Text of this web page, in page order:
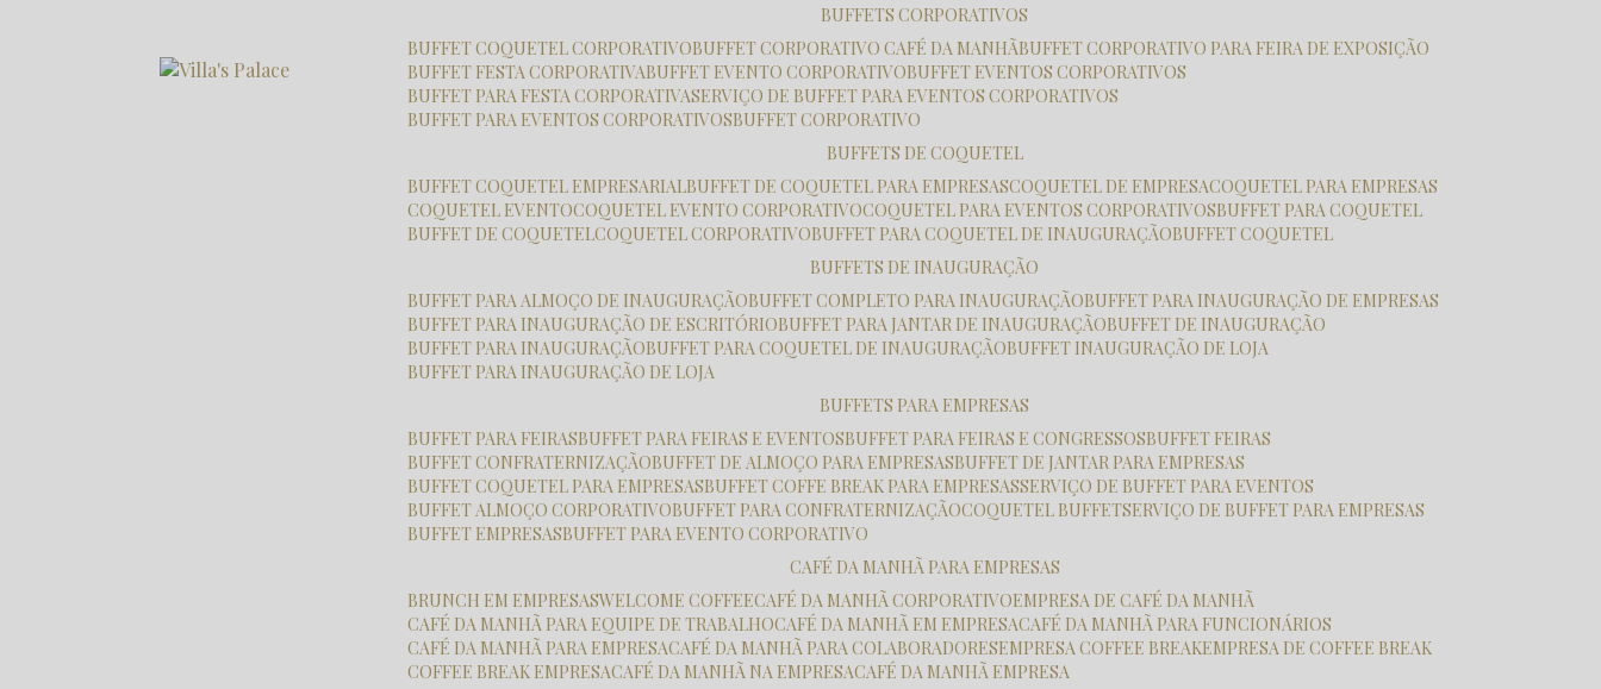
BUFFETS CORPORATIVOS
BUFFET COQUETEL CORPORATIVO BUFFET CORPORATIVO CAFÉ DA MANHÃ BUFFET CORPORATIVO PARA FEIRA DE EXPOSIÇÃO
BUFFET FESTA CORPORATIVA BUFFET EVENTO CORPORATIVO BUFFET EVENTOS CORPORATIVOS
BUFFET PARA FESTA CORPORATIVA SERVIÇO DE BUFFET PARA EVENTOS CORPORATIVOS
BUFFET PARA EVENTOS CORPORATIVOS BUFFET CORPORATIVO
BUFFETS DE COQUETEL
BUFFET COQUETEL EMPRESARIAL BUFFET DE COQUETEL PARA EMPRESAS COQUETEL DE EMPRESA COQUETEL PARA EMPRESAS
COQUETEL EVENTO COQUETEL EVENTO CORPORATIVO COQUETEL PARA EVENTOS CORPORATIVOS BUFFET PARA COQUETEL
BUFFET DE COQUETEL COQUETEL CORPORATIVO BUFFET PARA COQUETEL DE INAUGURAÇÃO BUFFET COQUETEL
BUFFETS DE INAUGURAÇÃO
BUFFET PARA ALMOÇO DE INAUGURAÇÃO BUFFET COMPLETO PARA INAUGURAÇÃO BUFFET PARA INAUGURAÇÃO DE EMPRESAS
BUFFET PARA INAUGURAÇÃO DE ESCRITÓRIO BUFFET PARA JANTAR DE INAUGURAÇÃO BUFFET DE INAUGURAÇÃO
BUFFET PARA INAUGURAÇÃO BUFFET PARA COQUETEL DE INAUGURAÇÃO BUFFET INAUGURAÇÃO DE LOJA
BUFFET PARA INAUGURAÇÃO DE LOJA
BUFFETS PARA EMPRESAS
BUFFET PARA FEIRAS BUFFET PARA FEIRAS E EVENTOS BUFFET PARA FEIRAS E CONGRESSOS BUFFET FEIRAS
BUFFET CONFRATERNIZAÇÃO BUFFET DE ALMOÇO PARA EMPRESAS BUFFET DE JANTAR PARA EMPRESAS
BUFFET COQUETEL PARA EMPRESAS BUFFET COFFE BREAK PARA EMPRESAS SERVIÇO DE BUFFET PARA EVENTOS
BUFFET ALMOÇO CORPORATIVO BUFFET PARA CONFRATERNIZAÇÃO COQUETEL BUFFET SERVIÇO DE BUFFET PARA EMPRESAS
BUFFET EMPRESAS BUFFET PARA EVENTO CORPORATIVO
CAFÉ DA MANHÃ PARA EMPRESAS
BRUNCH EM EMPRESAS
WELCOME COFFEE CAFÉ DA MANHÃ CORPORATIVO EMPRESA DE CAFÉ DA MANHÃ
CAFÉ DA MANHÃ PARA EQUIPE DE TRABALHO CAFÉ DA MANHÃ EM EMPRESA CAFÉ DA MANHÃ PARA FUNCIONÁRIOS
CAFÉ DA MANHÃ PARA EMPRESA CAFÉ DA MANHÃ PARA COLABORADORES EMPRESA COFFEE BREAK EMPRESA DE COFFEE BREAK
COFFEE BREAK EMPRESA CAFÉ DA MANHÃ NA EMPRESA CAFÉ DA MANHÃ EMPRESA